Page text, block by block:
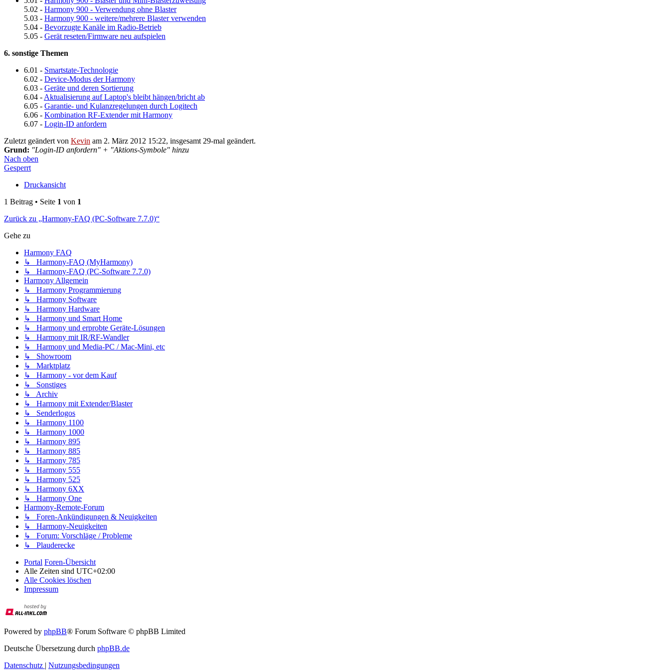
5.02 - Harmony 900 - Verwendung ohne Blaster
5.03 - Harmony 900 - weitere/mehrere Blaster verwenden
5.04 - Bevorzugte Kanäle im Radio-Betrieb
5.05 - Gerät reseten/Firmware neu aufspielen
6. sonstige Themen
6.01 - Smartstate-Technologie
6.02 - Device-Modus der Harmony
6.03 - Geräte und deren Sortierung
6.04 -Aktualisierung auf Laptop's bleibt hängen/bricht ab
6.05 - Garantie- und Kulanzregelungen durch Logitech
6.06 - Kombination RF-Extender mit Harmony
6.07 - Login-ID anfordern
Zuletzt geändert von Kevin am 2. März 2012 15:22, insgesamt 29-mal geändert.
Grund: "Login-ID anfordern" + "Aktions-Symbole" hinzu
Nach oben
Gesperrt
Druckansicht
1 Beitrag • Seite 1 von 1
Zurück zu „Harmony-FAQ (PC-Software 7.7.0)“
Gehe zu
Harmony FAQ
↳ Harmony-FAQ (MyHarmony)
↳ Harmony-FAQ (PC-Software 7.7.0)
Harmony Allgemein
↳ Harmony Programmierung
↳ Harmony Software
↳ Harmony Hardware
↳ Harmony und Smart Home
↳ Harmony und erprobte Geräte-Lösungen
↳ Harmony mit IR/RF-Wandler
↳ Harmony und Media-PC / Mac-Mini, etc
↳ Showroom
↳ Marktplatz
↳ Harmony - vor dem Kauf
↳ Sonstiges
↳ Archiv
↳ Harmony mit Extender/Blaster
↳ Senderlogos
↳ Harmony 1100
↳ Harmony 1000
↳ Harmony 895
↳ Harmony 885
↳ Harmony 785
↳ Harmony 555
↳ Harmony 525
↳ Harmony 6XX
↳ Harmony One
Harmony-Remote-Forum
↳ Foren-Ankündigungen & Neuigkeiten
↳ Harmony-Neuigkeiten
↳ Forum: Vorschläge / Probleme
↳ Plauderecke
Portal Foren-Übersicht
Alle Zeiten sind UTC+02:00
Alle Cookies löschen
Impressum
Powered by phpBB® Forum Software © phpBB Limited
Deutsche Übersetzung durch phpBB.de
Datenschutz | Nutzungsbedingungen